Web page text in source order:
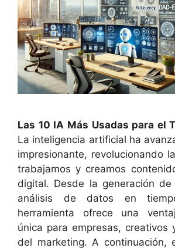
Las 10 IA Más Usadas para el
La inteligencia artificial ha
impresionante, revolucionando
trabajamos y creamos
digital. Desde la generación
análisis de datos en
herramienta ofrece una
única para empresas, creativos
del marketing. A continuación,